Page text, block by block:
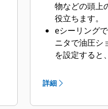
物などの頭上
役立ちます。
eシーリング
ニタで油圧シ
を設定すると
詳細